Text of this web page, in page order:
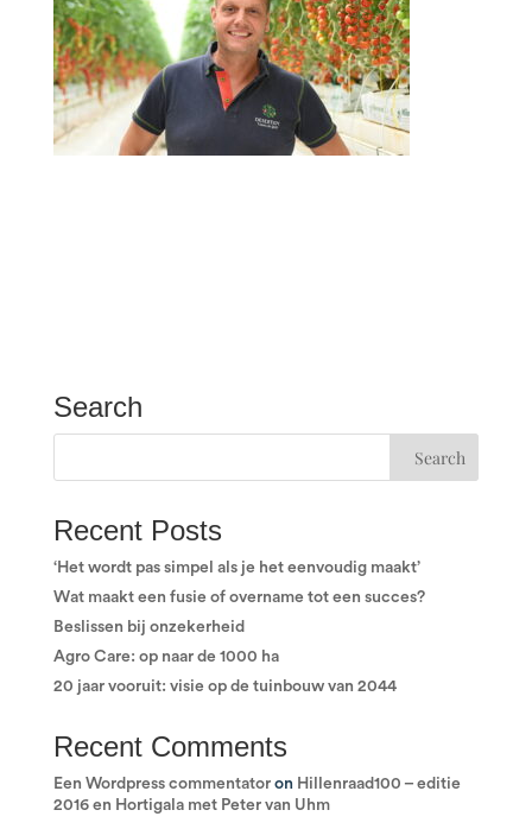
Search
Recent Posts
‘Het wordt pas simpel als je het eenvoudig maakt’
Wat maakt een fusie of overname tot een succes?
Beslissen bij onzekerheid
Agro Care: op naar de 1000 ha
20 jaar vooruit: visie op de tuinbouw van 2044
Recent Comments
Een Wordpress commentatoron Hillenraad100 – editie
2016 en Hortigala met Peter van Uhm